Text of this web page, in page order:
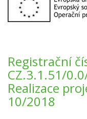
Registrační
CZ.3.1.51/
Realizace
10/2018